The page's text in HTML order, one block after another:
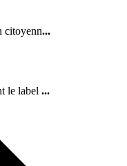
citoyenn...
le label ...